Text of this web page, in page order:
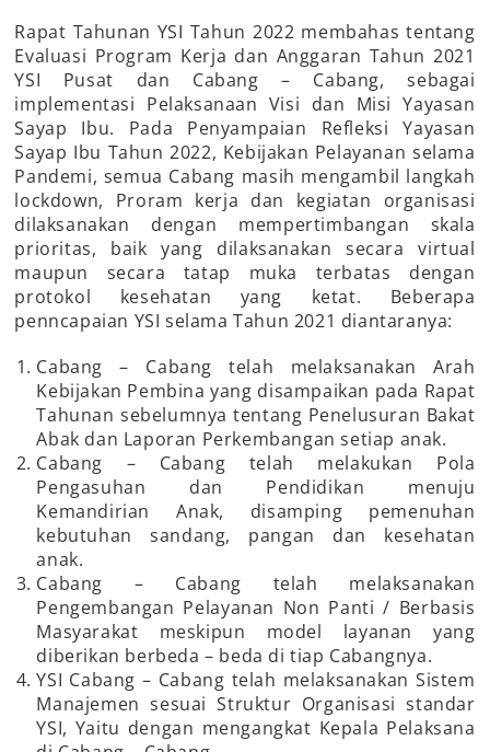
Rapat Tahunan YSI Tahun 2022 membahas tentang
Evaluasi Program Kerja dan Anggaran Tahun 2021
YSI Pusat dan Cabang – Cabang, sebagai
implementasi Pelaksanaan Visi dan Misi Yayasan
Sayap Ibu. Pada Penyampaian Refleksi Yayasan
Sayap Ibu Tahun 2022, Kebijakan Pelayanan selama
Pandemi, semua Cabang masih mengambil langkah
lockdown, Proram kerja dan kegiatan organisasi
dilaksanakan dengan mempertimbangan skala
prioritas, baik yang dilaksanakan secara virtual
maupun secara tatap muka terbatas dengan
protokol kesehatan yang ketat. Beberapa
penncapaian YSI selama Tahun 2021 diantaranya:
Cabang – Cabang telah melaksanakan Arah
Kebijakan Pembina yang disampaikan pada Rapat
Tahunan sebelumnya tentang Penelusuran Bakat
Abak dan Laporan Perkembangan setiap anak.
Cabang – Cabang telah melakukan Pola
Pengasuhan dan Pendidikan menuju
Kemandirian Anak, disamping pemenuhan
kebutuhan sandang, pangan dan kesehatan
anak.
Cabang – Cabang telah melaksanakan
Pengembangan Pelayanan Non Panti / Berbasis
Masyarakat meskipun model layanan yang
diberikan berbeda – beda di tiap Cabangnya.
YSI Cabang – Cabang telah melaksanakan Sistem
Manajemen sesuai Struktur Organisasi standar
YSI, Yaitu dengan mengangkat Kepala Pelaksana